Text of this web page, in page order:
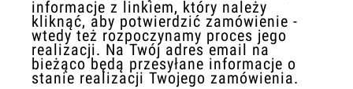
informacje z linkiem, który należy
kliknąć, aby potwierdzić zamówienie -
wtedy też rozpoczynamy proces jego
realizacji. Na Twój adres email na
bieżąco będą przesyłane informacje o
stanie realizacji Twojego zamówienia.